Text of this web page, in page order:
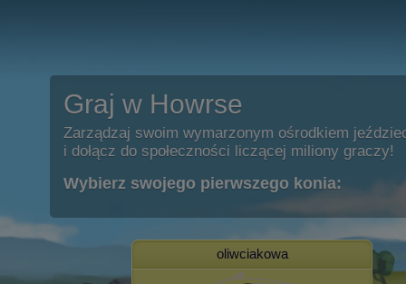
Graj w Howrse
Zarządzaj swoim wymarzonym ośrodkiem
i dołącz do społeczności liczącej miliony graczy!
Wybierz swojego pierwszego konia:
oliwciakowa